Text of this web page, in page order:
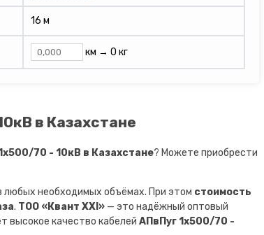
16 м
км → 0 кг
в Казахстане
70 - 10кВ в Казахстане? Можете приобрести
любых необходимых объёмах. При этом стоимость
. ТОО «Квант XXI» — это надёжный оптовый
высокое качество кабелей АПвПуг 1х500/70 -